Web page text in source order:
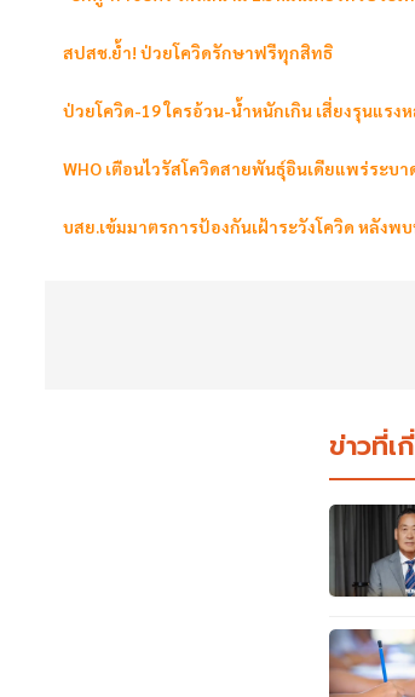
สปสช.ย้ำ! ป่วยโควิดรักษาฟรีทุกสิทธิ
ป่วยโควิด-19 ใครอ้วน-น้ำหนักเกิน เสี่ยงรุนแรง
WHO เตือนไวรัสโควิดสายพันธุ์อินเดียแพร่ระบา
บสย.เข้มมาตรการป้องกันเฝ้าระวังโควิด หลังพ
ข่าวที่